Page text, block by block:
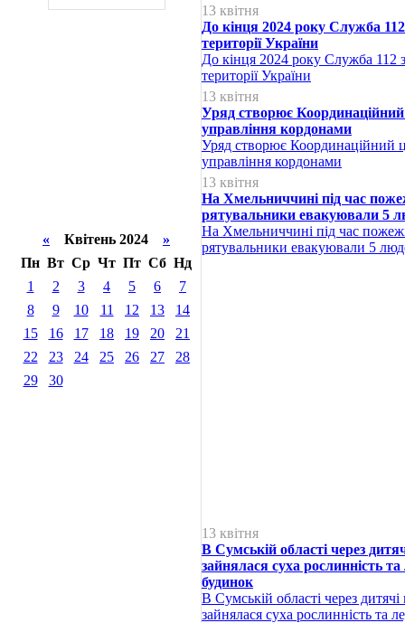
« Квітень 2024 »
Пн Вт Ср Чт Пт Сб Нд
1
2 3 4 5 6
7
8
9 10 11 12 13
14
15
16 17 18 19 20
21
22
23 24 25 26 27
28
29
30
13 квітня
До кінця 2024 року Служба
території України
До кінця 2024 року Служба 112
території України
13 квітня
Уряд створює Координаційний
управління кордонами
Уряд створює Координаційний
управління кордонами
13 квітня
На Хмельниччині під час
рятувальники евакуювали 5
На Хмельниччині під час
рятувальники евакуювали 5
13 квітня
В Сумській області через
зайнялася суха рослинність та
будинок
В Сумській області через
зайнялася суха рослинність та